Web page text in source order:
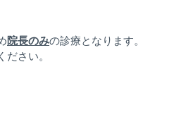
院長のみの診療となります。
ださい。